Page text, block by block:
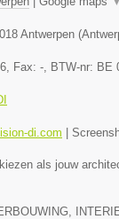
Antwerpen (
, Fax: - , BTW-nr: BE
di.com |
als jouw